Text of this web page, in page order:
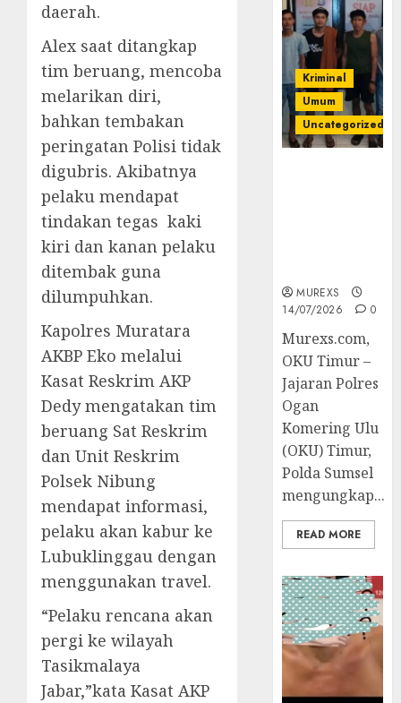
daerah.
Alex saat ditangkap
tim beruang, mencoba
melarikan diri,
bahkan tembakan
peringatan Polisi tidak
digubris. Akibatnya
pelaku mendapat
tindakan tegas kaki
kiri dan kanan pelaku
ditembak guna
dilumpuhkan.
Kapolres Muratara
AKBP Eko melalui
Kasat Reskrim AKP
Dedy mengatakan tim
beruang Sat Reskrim
dan Unit Reskrim
Polsek Nibung
mendapat informasi,
pelaku akan kabur ke
Lubuklinggau dengan
menggunakan travel.
“Pelaku rencana akan
pergi ke wilayah
Tasikmalaya
Jabar,”kata Kasat AKP
Kriminal
Umum
Uncategorized
MUREXS
14/07/2026
0
Murexs.com,
OKU Timur –
Jajaran Polres
Ogan
Komering Ulu
(OKU) Timur,
Polda Sumsel
mengungkap...
READ MORE